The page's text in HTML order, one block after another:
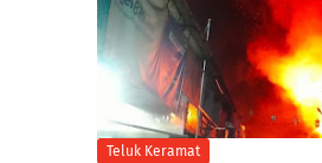
Teluk Keramat